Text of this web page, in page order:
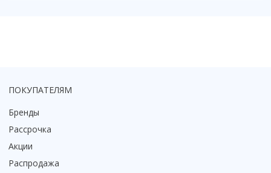
ПОКУПАТЕЛЯМ
Бренды
Рассрочка
Акции
Распродажа